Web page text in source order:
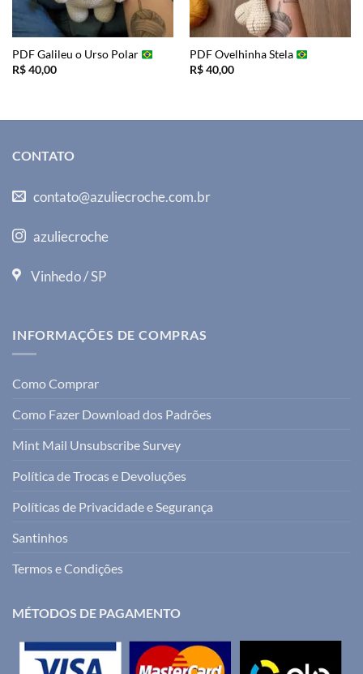
PDF Galileu o Urso Polar
R$40,00
PDF Ovelhinha Stela
R$40,00
CONTATO
contato@azuliecroche.com.br
azuliecroche
Vinhedo / SP
INFORMAÇÕES DE COMPRAS
Como Comprar
Como Fazer Download dos Padrões
Mint Mail Unsubscribe Survey
Política de Trocas e Devoluções
Políticas de Privacidade e Segurança
Santinhos
Termos e Condições
MÉTODOS DE PAGAMENTO